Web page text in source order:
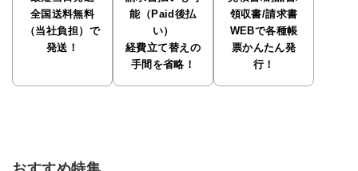
全国送料無料
（当社負担）で
発送！
能（Paid後払
い）
経費立て替えの
手間を省略！
領収書/請求書
WEBで各種帳
票かんたん発
行！